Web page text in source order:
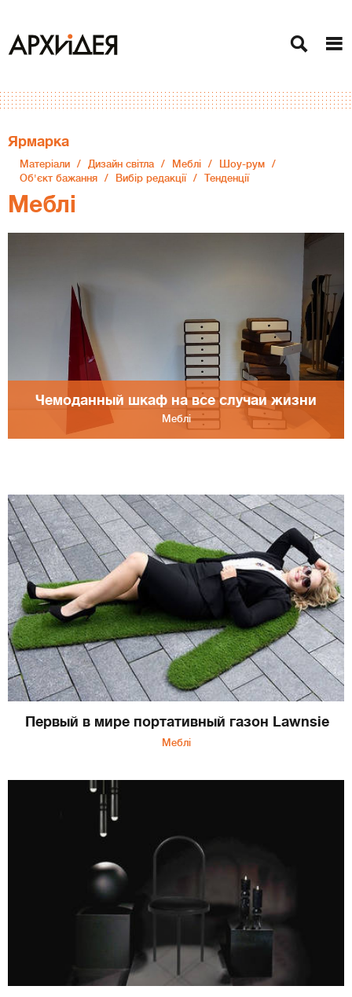
Ярмарка
Матеріали Дизайн світла Меблі
Шоу-рум
Об'єкт бажання
Вибір редакції Тенденції
Меблі
Чемоданный шкаф на все случаи жизни
Меблі
Первый в мире портативный газон Lawnsie
Меблі